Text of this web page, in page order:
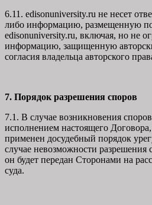
6.11. edisonuniversity.ru не несет
либо информацию, размещенную
edisonuniversity.ru, включая, но не
информацию, защищенную
согласия владельца авторского
7. Порядок разрешения споров
7.1. В случае возникновения
исполнением настоящего
применен досудебный порядок
случае невозможности разрешения
он будет передан Сторонами на
суда.